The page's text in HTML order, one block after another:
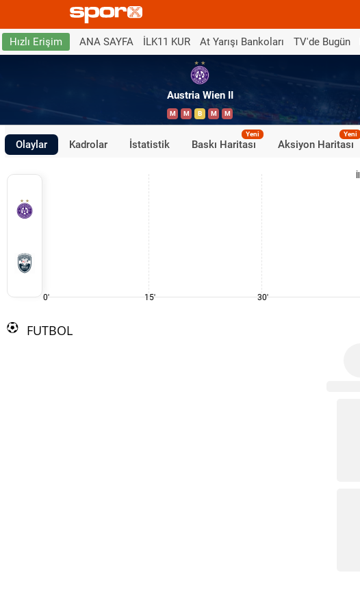
Hızlı Erişim ANA SAYFA İLK11 KUR At Yarışı Bankoları TV'de Bugün
Austria Wien II
M M B M M
Olaylar Kadrolar İstatistik Baskı Haritası
Yeni
Aksiyon Haritası
Yeni
0' 15' 30'
FUTBOL